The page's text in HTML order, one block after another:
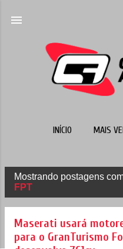
INÍCIO MAIS
o
Mostrando postagens
FPT
Maserati usará
para o GranTurismo